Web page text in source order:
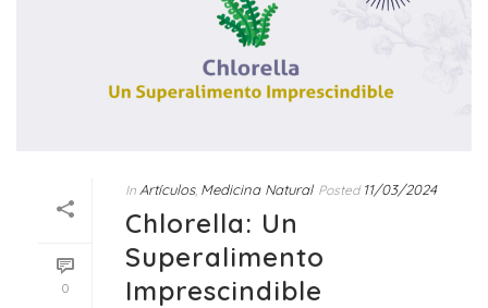
0
In Artículos, Medicina Natural Posted 11/03/2024
Chlorella: Un
Superalimento
Imprescindible